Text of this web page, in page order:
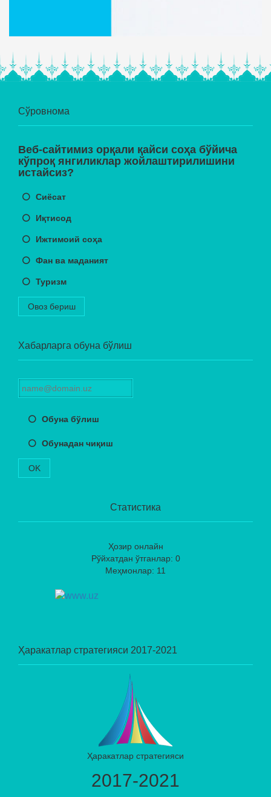
Сўровнома
Веб-сайтимиз орқали қайси соҳа бўйича
кўпроқ янгиликлар жойлаштирилишини
истайсиз?
Сиёсат
Иқтисод
Ижтимоий соҳа
Фан ва маданият
Туризм
Овоз бериш
Хабарларга обуна бўлиш
Обуна бўлиш
Обунадан чиқиш
OK
Статистика
Ҳозир онлайн
Рўйхатдан ўтганлар: 0
Меҳмонлар: 11
Ҳаракатлар стратегияси 2017-2021
Ҳаракатлар стратегияси
2017-2021